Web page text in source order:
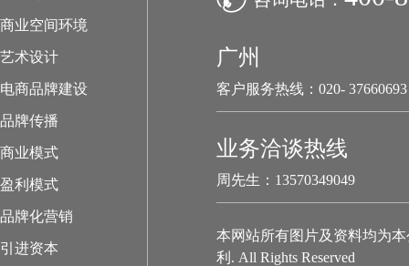
商业空间环境
艺术设计
电商品牌建设
品牌传播
商业模式
盈利模式
品牌化营销
引进资本
广州
客户服务热线：020- 37660693
业务洽谈热线
周先生：13570349049
本网站所有图片及资料均为
利. All Rights Reserved